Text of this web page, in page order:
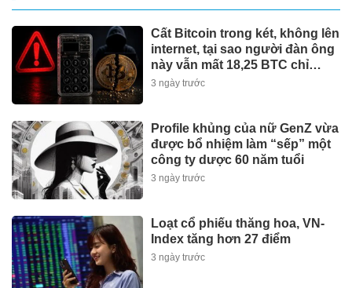
Cất Bitcoin trong két, không lên
internet, tại sao người đàn ông
này vẫn mất 18,25 BTC chỉ
trong 7 phút?
3 ngày trước
Profile khủng của nữ GenZ vừa
được bổ nhiệm làm “sếp” một
công ty dược 60 năm tuổi
3 ngày trước
Loạt cổ phiếu thăng hoa, VN-
Index tăng hơn 27 điểm
3 ngày trước